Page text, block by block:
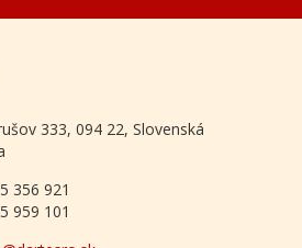
marketingovej komunikácie
e-mailu a potvrdzujem,